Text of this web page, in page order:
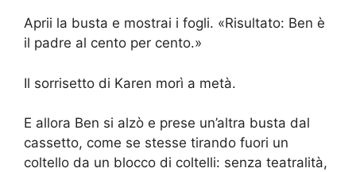
Aprii la busta e mostrai i fogli. «Risultato: Ben è
il padre al cento per cento.»
Il sorrisetto di Karen morì a metà.
E allora Ben si alzò e prese un’altra busta dal
cassetto, come se stesse tirando fuori un
coltello da un blocco di coltelli: senza teatralità,